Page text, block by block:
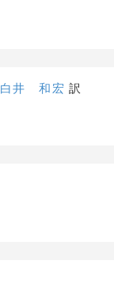
白井 和宏 訳